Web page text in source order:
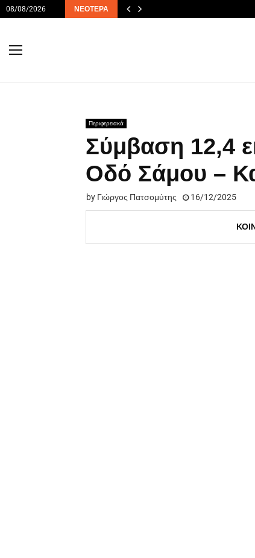
08/08/2026 ΝΕΌΤΕΡΑ
Περιφερειακά
Σύμβαση 12,4
Οδό Σάμου –
by Γιώργος Πατσομύτης 16/12/2025